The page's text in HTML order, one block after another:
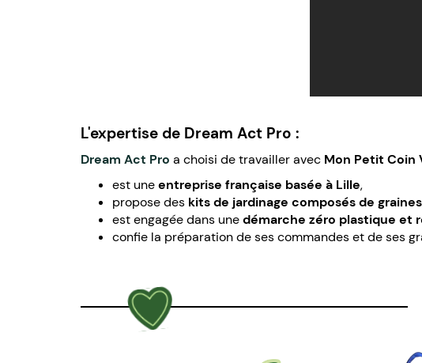
L'expertise de Dream Act Pro :
Dream Act Pro a choisi de travailler avec Mon Petit Coin
est uneentreprise française basée à Lille,
propose des kits de jardinage composés de
est engagée dans unedémarche zéro plastique et
confie la préparation de ses commandes et de ses